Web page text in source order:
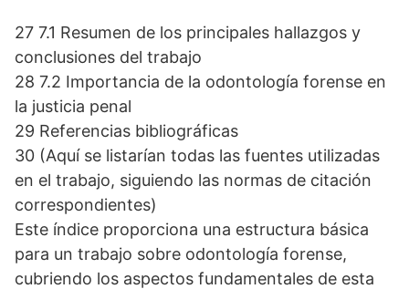
27 7.1 Resumen de los principales hallazgos y
conclusiones del trabajo
28 7.2 Importancia de la odontología forense en
la justicia penal
29 Referencias bibliográficas
30 (Aquí se listarían todas las fuentes utilizadas
en el trabajo, siguiendo las normas de citación
correspondientes)
Este índice proporciona una estructura básica
para un trabajo sobre odontología forense,
cubriendo los aspectos fundamentales de esta